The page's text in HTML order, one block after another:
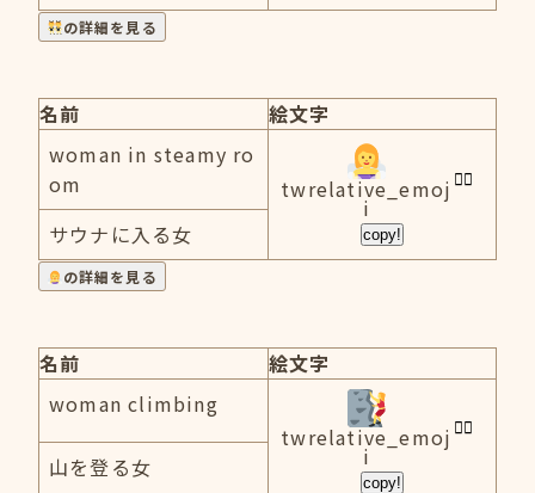
の詳細を見る
名前
絵文字
woman in steamy ro
om
twrelative_emoj
i
copy!
サウナに入る女
の詳細を見る
名前
絵文字
woman climbing
twrelative_emoj
i
copy!
山を登る女